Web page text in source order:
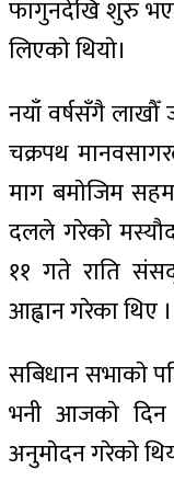
फागुनदेखि शुरु
लिएकाे थियाे।
नयाँ वर्षसँगै
चक्रपथ
माग बमाेजिम
दलले गरेकाे
११ गते राति
आह्वान गरेका थिए ।
स‌बिधान सभाकाे
भनी आजकाे दिन
अनुमाेदन गरेकाे